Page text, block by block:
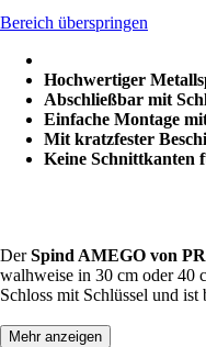
Bereich überspringen
Hochwertiger
Abschließbar mit
Einfache Montage
Mit kratzfester
Keine Schnittkanten
DerSpind AMEGO von
walhweise in 30 cm oder 40
Schloss mit Schlüssel und ist
Mehr anzeigen